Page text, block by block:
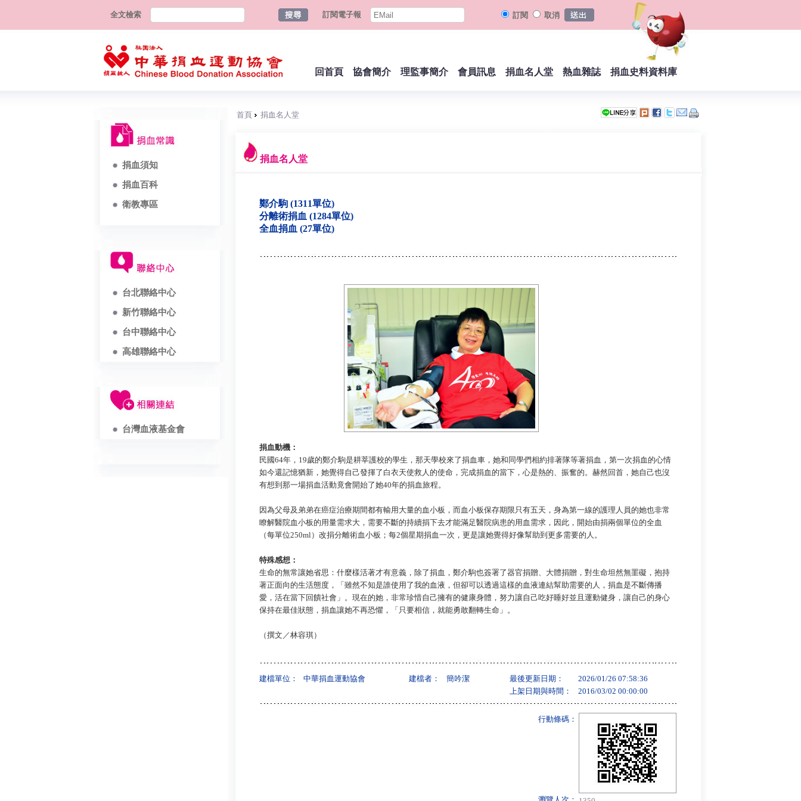
全文檢索 訂閱電子報 訂閱 取消
回首頁 協會簡介 理監事簡介 會員訊息 捐血名人堂 熱血雜誌 捐血史料資料庫
捐血須知
捐血百科
衛教專區
台北聯絡中心
新竹聯絡中心
台中聯絡中心
高雄聯絡中心
台灣血液基金會
首頁 捐血名人堂
捐血名人堂
鄭介駒 (1311單位)
分離術捐血 (1284單位)
全血捐血 (27單位)
捐血動機：
民國64年，19歲的鄭介駒是耕莘護校的學生，那天學校來了捐血車，她和同學們相約排著隊等著捐血，第一次捐血的心情
如今還記憶猶新，她覺得自己發揮了白衣天使救人的使命，完成捐血的當下，心是熱的、振奮的。赫然回首，她自己也沒
有想到那一場捐血活動竟會開始了她40年的捐血旅程。
因為父母及弟弟在癌症治療期間都有輸用大量的血小板，而血小板保存期限只有五天，身為第一線的護理人員的她也非常
瞭解醫院血小板的用量需求大，需要不斷的持續捐下去才能滿足醫院病患的用血需求，因此，開始由捐兩個單位的全血
（每單位250ml）改捐分離術血小板；每2個星期捐血一次，更是讓她覺得好像幫助到更多需要的人。
特殊感想：
生命的無常讓她省思：什麼樣活著才有意義，除了捐血，鄭介駒也簽署了器官捐贈、大體捐贈，對生命坦然無罣礙，抱持
著正面向的生活態度，「雖然不知是誰使用了我的血液，但卻可以透過這樣的血液連結幫助需要的人，捐血是不斷傳播
愛，活在當下回饋社會」。現在的她，非常珍惜自己擁有的健康身體，努力讓自己吃好睡好並且運動健身，讓自己的身心
保持在最佳狀態，捐血讓她不再恐懼，「只要相信，就能勇敢翻轉生命」。
（撰文／林容琪）
建檔單位： 中華捐血運動協會 建檔者： 簡吟潔 最後更新日期：
2026/01/26 07:58:36
上架日期與時間：
2016/03/02 00:00:00
行動條碼：